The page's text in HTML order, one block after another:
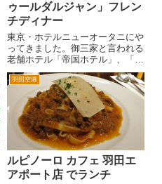
ゥールダルジャン」フレン
チディナー
東京・ホテルニューオータニにや
ってきました。御三家と言われる
老舗ホテル「帝国ホテル」、「ホ
テルオークラ」、「ホテルニュー
オータニ」の一角。言わずと知れ
た高級ホテルです。 ニューオ
ータニは庭園が有名で、来日し宿
泊した外国国賓、有名俳優など
が...
羽田空港
ルピノーロ カフェ 羽田エ
アポート店 でランチ